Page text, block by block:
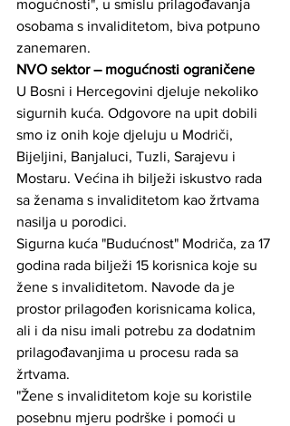
mogućnosti", u smislu prilagođavanja
osobama s invaliditetom, biva potpuno
zanemaren.
NVO sektor – mogućnosti ograničene
U Bosni i Hercegovini djeluje nekoliko
sigurnih kuća. Odgovore na upit dobili
smo iz onih koje djeluju u Modriči,
Bijeljini, Banjaluci, Tuzli, Sarajevu i
Mostaru. Većina ih bilježi iskustvo rada
sa ženama s invaliditetom kao žrtvama
nasilja u porodici.
Sigurna kuća "Budućnost" Modriča, za 17
godina rada bilježi 15 korisnica koje su
žene s invaliditetom. Navode da je
prostor prilagođen korisnicama kolica,
ali i da nisu imali potrebu za dodatnim
prilagođavanjima u procesu rada sa
žrtvama.
"Žene s invaliditetom koje su koristile
posebnu mjeru podrške i pomoći u